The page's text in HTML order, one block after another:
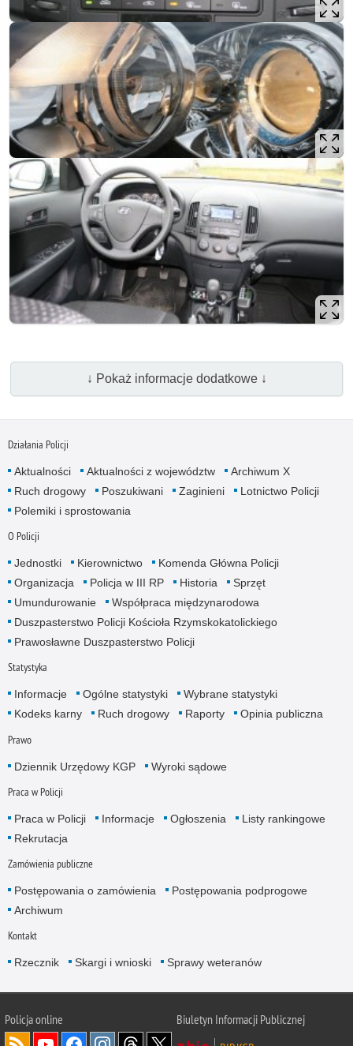
↓ Pokaż informacje dodatkowe ↓
Działania Policji
Aktualności Aktualności z województw
Archiwum X
Ruch drogowy
Poszukiwani Zaginieni
Lotnictwo Policji
Polemiki i sprostowania
O Policji
Jednostki Kierownictwo
Komenda Główna Policji
Organizacja
Policja w III RP Historia
Sprzęt
Umundurowanie
Współpraca międzynarodowa
Duszpasterstwo Policji Kościoła Rzymskokatolickiego
Prawosławne Duszpasterstwo Policji
Statystyka
Informacje Ogólne statystyki
Wybrane statystyki
Kodeks karny
Ruch drogowy Raporty Opinia publiczna
Prawo
Dziennik Urzędowy KGP Wyroki sądowe
Praca w Policji
Praca w Policji Informacje Ogłoszenia
Listy rankingowe
Rekrutacja
Zamówienia publiczne
Postępowania o zamówienia
Postępowania podprogowe
Archiwum
Kontakt
Rzecznik Skargi i wnioski Sprawy weteranów
Policjaonline
Biuletyn Informacji Publicznej